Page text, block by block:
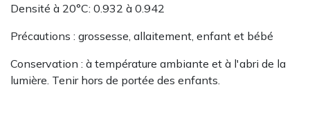
Densité à 20°C: 0.932 à 0.942
Précautions : grossesse, allaitement, enfant et bébé
Conservation : à température ambiante et à l'abri de la
lumière. Tenir hors de portée des enfants.